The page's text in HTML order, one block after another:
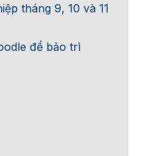
tháng 9, 10 và 11
để bảo trì